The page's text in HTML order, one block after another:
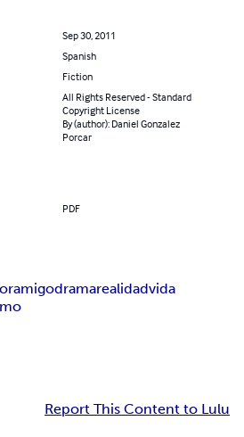
Sep 30, 2011
Spanish
Fiction
All Rights Reserved - Standard
Copyright License
By (author): Daniel Gonzalez
Porcar
PDF
amigodramarealidadvida
Report This Content to Lulu